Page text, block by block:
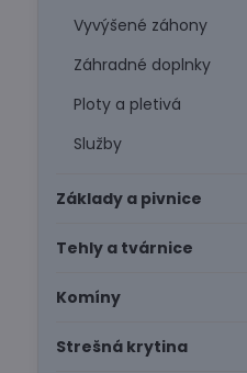
Vyvýšené záhony
Záhradné doplnky
Ploty a pletivá
Služby
Základy a pivnice
Tehly a tvárnice
Komíny
Strešná krytina